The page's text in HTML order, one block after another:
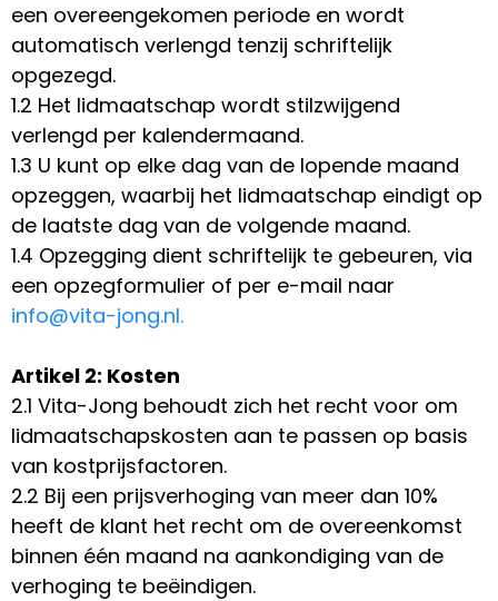
een overeengekomen periode en wordt
automatisch verlengd tenzij schriftelijk
opgezegd.
1.2 Het lidmaatschap wordt stilzwijgend
verlengd per kalendermaand.
1.3 U kunt op elke dag van de lopende maand
opzeggen, waarbij het lidmaatschap eindigt op
de laatste dag van de volgende maand.
1.4 Opzegging dient schriftelijk te gebeuren, via
een opzegformulier of per e-mail naar
info@vita-jong.nl.
Artikel 2: Kosten
2.1 Vita-Jong behoudt zich het recht voor om
lidmaatschapskosten aan te passen op basis
van kostprijsfactoren.
2.2 Bij een prijsverhoging van meer dan 10%
heeft de klant het recht om de overeenkomst
binnen één maand na aankondiging van de
verhoging te beëindigen.